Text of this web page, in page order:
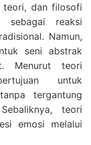
teori, dan filosofi
sebagai reaksi
Namun,
seni abstrak
Menurut teori
untuk
tergantung
teori
emosi melalui